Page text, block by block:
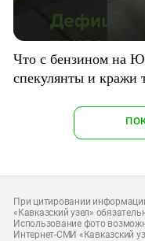
Что с бензином на
спекулянты и кражи
При цитировании
«Кавказский узел»
Использование фото
Интернет-СМИ «Кавказский